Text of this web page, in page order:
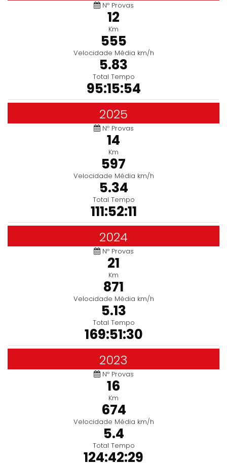
Nº Provas
12
Km
555
Velocidade Média km/h
5.83
Total Tempo
95:15:54
2025
Nº Provas
14
Km
597
Velocidade Média km/h
5.34
Total Tempo
111:52:11
2024
Nº Provas
21
Km
871
Velocidade Média km/h
5.13
Total Tempo
169:51:30
2023
Nº Provas
16
Km
674
Velocidade Média km/h
5.4
Total Tempo
124:42:29